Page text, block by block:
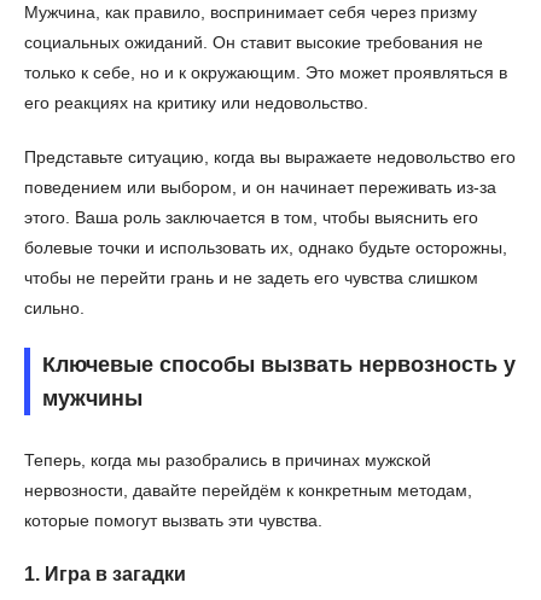
Мужчина, как правило, воспринимает себя через призму
социальных ожиданий. Он ставит высокие требования не
только к себе, но и к окружающим. Это может проявляться в
его реакциях на критику или недовольство.
Представьте ситуацию, когда вы выражаете недовольство его
поведением или выбором, и он начинает переживать из-за
этого. Ваша роль заключается в том, чтобы выяснить его
болевые точки и использовать их, однако будьте осторожны,
чтобы не перейти грань и не задеть его чувства слишком
сильно.
Ключевые способы вызвать нервозность у
мужчины
Теперь, когда мы разобрались в причинах мужской
нервозности, давайте перейдём к конкретным методам,
которые помогут вызвать эти чувства.
1. Игра в загадки